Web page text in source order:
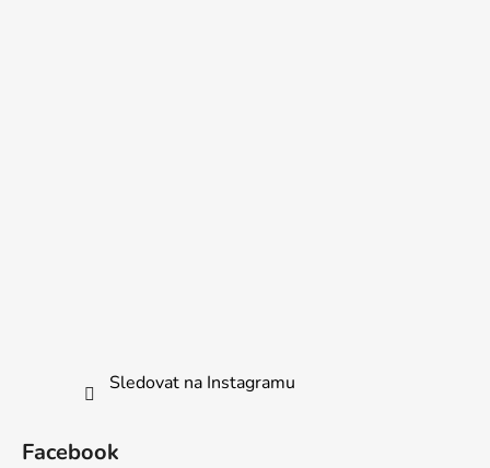
Sledovat na Instagramu
Facebook